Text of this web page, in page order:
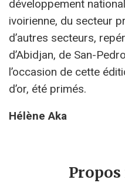
développement
ivoirienne, du secteur
d’autres secteurs,
d’Abidjan, de San-
l’occasion de cette
d’or, été primés.
Hélène Aka